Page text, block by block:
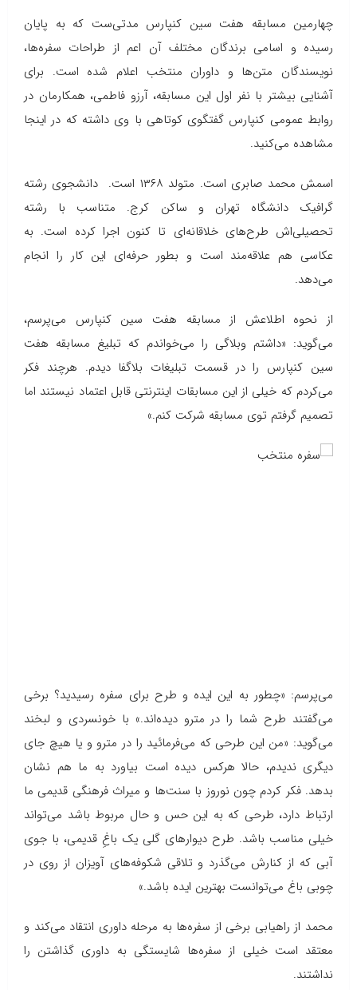
چهارمین مسابقه هفت سین کنپارس مدتی‌ست که به پایان
رسیده و اسامی برندگان مختلف آن اعم از طراحات سفره‌ها،
نویسندگان متن‌ها و داوران منتخب اعلام شده است. برای
آشنایی بیشتر با نفر اول این مسابقه، آرزو فاطمی، همکارمان در
روابط عمومی کنپارس گفتگوی کوتاهی با وی داشته که در اینجا
مشاهده می‌کنید.
اسمش محمد صابری است. متولد ۱۳۶۸ است. دانشجوی رشته
گرافیک دانشگاه تهران و ساکن کرج. متناسب با رشته
تحصیلی‌اش طرح‌های خلاقانه‌ای تا کنون اجرا کرده است. به
عکاسی هم علاقه‌مند است و بطور حرفه‌ای این کار را انجام
می‌دهد.
از نحوه اطلاعش از مسابقه هفت سین کنپارس می‌پرسم،
می‌گوید: «داشتم وبلاگی را می‌خواندم که تبلیغ مسابقه هفت
سین کنپارس را در قسمت تبلیغات بلاگفا دیدم. هرچند فکر
می‌کردم که خیلی از این مسابقات اینترنتی قابل اعتماد نیستند اما
تصمیم گرفتم توی مسابقه شرکت کنم.»
می‌پرسم: «چطور به این ایده و طرح برای سفره رسیدید؟ برخی
می‌گفتند طرح شما را در مترو دیده‌اند.» با خونسردی و لبخند
می‌‌گوید: «من این طرحی که می‌فرمائید را در مترو و یا هیچ جای
دیگری ندیدم، حالا هرکس دیده است بیاورد به ما هم نشان
بدهد. فکر کردم چون نوروز با سنت‌ها و میراث فرهنگی قدیمی ما
ارتباط دارد، طرحی که به این حس و حال مربوط باشد می‌تواند
خیلی مناسب باشد. طرح دیوارهای گلی یک باغِ قدیمی، با جوی
آبی که از کنارش می‌گذرد و تلاقی شکوفه‌های آویزان از روی در
چوبی باغ می‌توانست بهترین ایده باشد.»
محمد از راهیابی برخی از سفره‌ها به مرحله داوری انتقاد می‌کند و
معتقد است خیلی از سفره‌ها شایستگی به داوری گذاشتن را
نداشتند.